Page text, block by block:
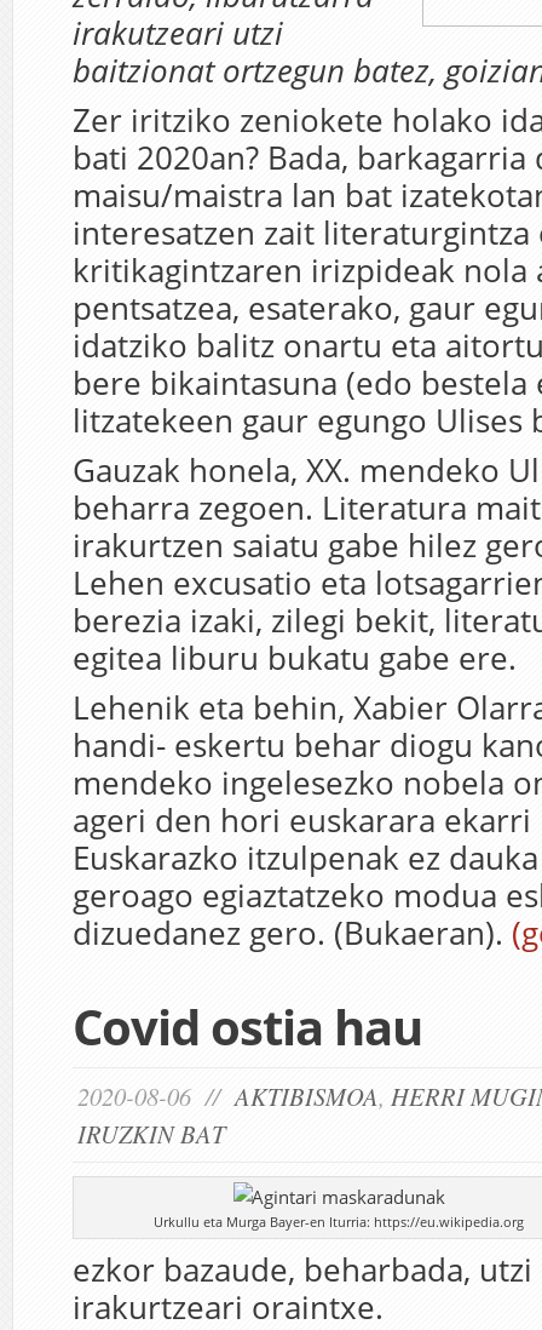
irakutzeari utzi
baitzionat ortzegun batez,
Zer iritziko zeniokete holako
bati 2020an? Bada, barkagarria
maisu/maistra lan bat
interesatzen zait
kritikagintzaren irizpideak nola
pentsatzea, esaterako, gaur
idatziko balitz onartu eta
bere bikaintasuna (edo bestela
litzatekeen gaur egungo Ulises
Gauzak honela, XX. mendeko
beharra zegoen. Literatura
irakurtzen saiatu gabe hilez
Lehen excusatio eta
berezia izaki, zilegi bekit,
egitea liburu bukatu gabe ere.
Lehenik eta behin, Xabier
handi- eskertu behar diogu
mendeko ingelesezko nobela
ageri den hori euskarara ekarri
Euskarazko itzulpenak ez
geroago egiaztatzeko modua
dizuedanez gero. (Bukaeran).
Covid ostia hau
2020-08-06 //AKTIBISMOA, HERRI
IRUZKIN BAT
Urkullu eta Murga Bayer-en Iturria: https://eu.wikipedia.org
ezkor bazaude, beharbada,
irakurtzeari oraintxe.